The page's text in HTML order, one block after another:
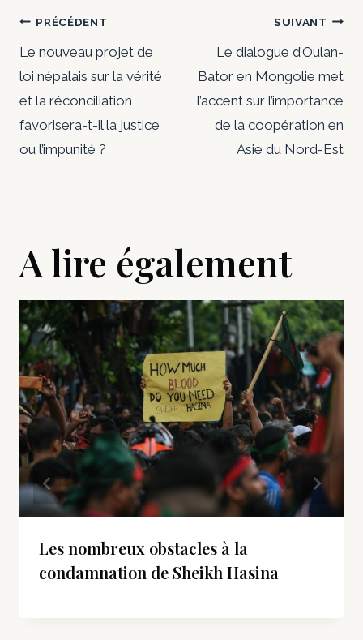
Navigation
de
l’article
PRÉCÉDENT
Le nouveau projet de
loi népalais sur la vérité
et la réconciliation
favorisera-t-il la justice
ou l’impunité ?
SUIVANT
Le dialogue d’Oulan-
Bator en Mongolie met
l’accent sur l’importance
de la coopération en
Asie du Nord-Est
A lire également
Les nombreux obstacles à la
condamnation de Sheikh Hasina